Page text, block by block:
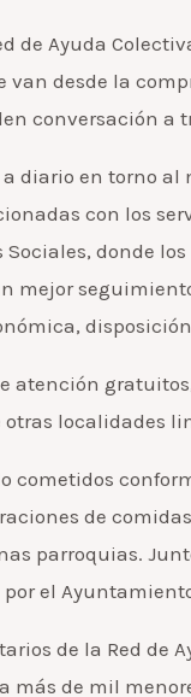
de Ayuda
van desde la
conversación a
a diario en torno
con los
Sociales, donde
mejor
atención
otras localidades
cometidos
de
parroquias.
el
de la Red de
más de mil